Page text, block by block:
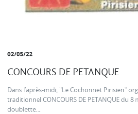
02/05/22
CONCOURS DE PETANQUE
Dans l’après-midi, "Le Cochonnet Pirisien"
traditionnel CONCOURS DE PETANQUE du
doublette...